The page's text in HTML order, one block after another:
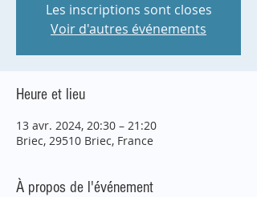
Les inscriptions sont closes
Voir d'autres événements
Heure et lieu
13 avr. 2024, 20:30 – 21:20
Briec, 29510 Briec, France
À propos de l'événement